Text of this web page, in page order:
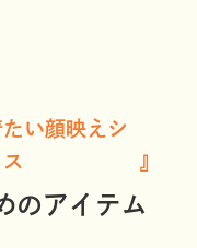
い顔映えシ
のアイテム